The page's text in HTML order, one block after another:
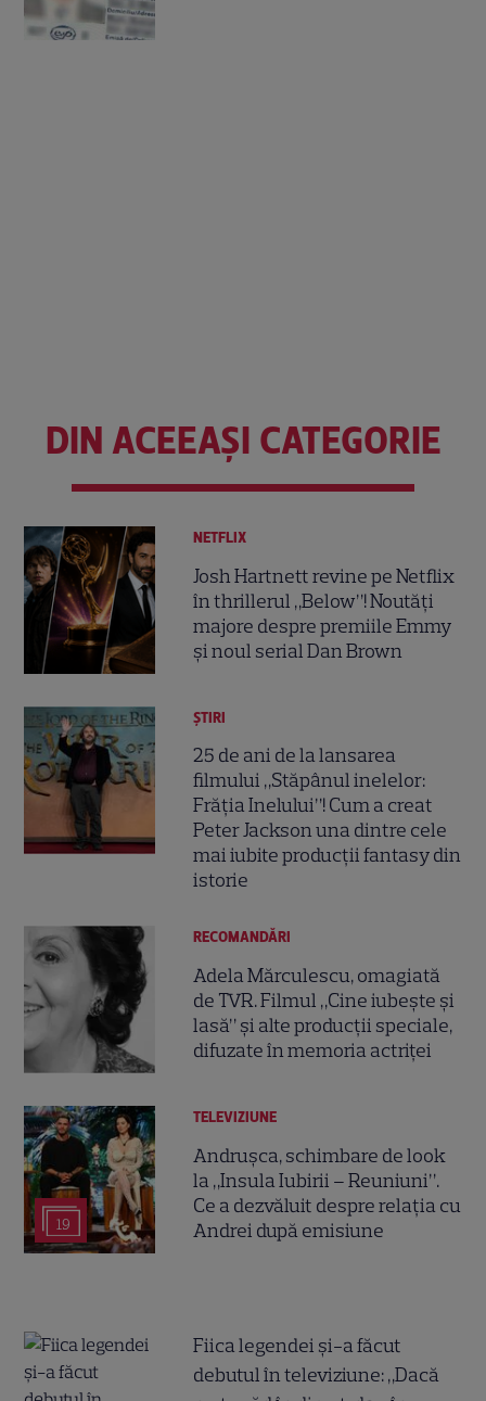
DIN ACEEAȘI CATEGORIE
NETFLIX
Josh Hartnett revine pe Netflix
în thrillerul „Below”! Noutăți
majore despre premiile Emmy
și noul serial Dan Brown
ȘTIRI
25 de ani de la lansarea
filmului „Stăpânul inelelor:
Frăția Inelului”! Cum a creat
Peter Jackson una dintre cele
mai iubite producții fantasy din
istorie
RECOMANDĂRI
Adela Mărculescu, omagiată
de TVR. Filmul „Cine iubește și
lasă” și alte producții speciale,
difuzate în memoria actriței
19
TELEVIZIUNE
Andrușca, schimbare de look
la „Insula Iubirii – Reuniuni”.
Ce a dezvăluit despre relația cu
Andrei după emisiune
Fiica legendei și-a făcut
debutul în televiziune: „Dacă